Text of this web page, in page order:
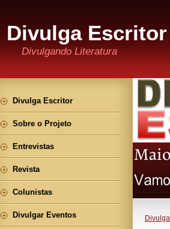
Divulga Escritor
Divulgando Literatura
Divulga Escritor
Sobre o Projeto
Entrevistas
Revista
Colunistas
Divulgar Eventos